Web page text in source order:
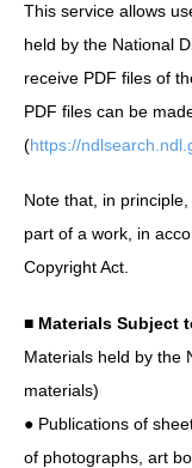
This service allows
held by the National
receive PDF files of
PDF files can be
(https://
Note that, in
part of a work, in
Copyright Act.
■ Materials Subject
Materials held by the
materials)
● Publications of
of photographs, art